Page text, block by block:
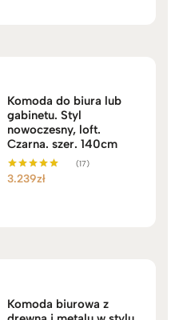
Komoda do biura lub
gabinetu. Styl
nowoczesny, loft.
Czarna. szer. 140cm
Oceniono
(17)
3.239zł
Komoda biurowa z